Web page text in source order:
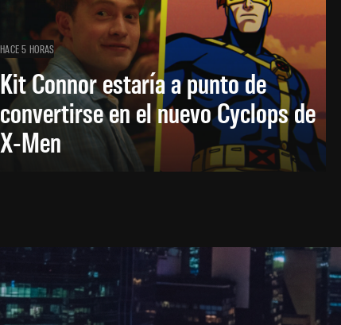
HACE 5 HORAS
Kit Connor estaría a punto de
convertirse en el nuevo Cyclops de
X-Men